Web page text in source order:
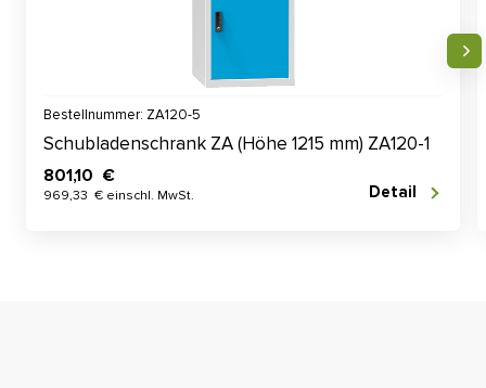
Bestellnummer: ZA120-5
Schubladenschrank ZA (Höhe 1215 mm) ZA120-1
801,10 €
969,33 € einschl. MwSt. Detail